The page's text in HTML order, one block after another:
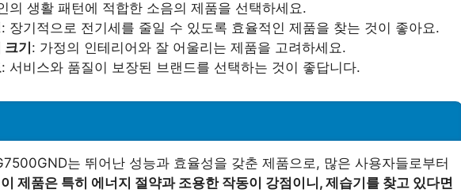
의 생활 패턴에 적합한 소음의 제품을 선택하세요.
: 장기적으로 전기세를 줄일 수 있도록 효율적인 제품을 찾는 것이 좋아요.
기 : 가정의 인테리어와 잘 어울리는 제품을 고려하세요.
: 서비스와 품질이 보장된 브랜드를 선택하는 것이 좋답니다.
는 뛰어난 성능과 효율성을 갖춘 제품으로, 많은 사용자들로부터
이 제품은 특히 에너지 절약과 조용한 작동이 강점이니, 제습기를 찾고 있다면